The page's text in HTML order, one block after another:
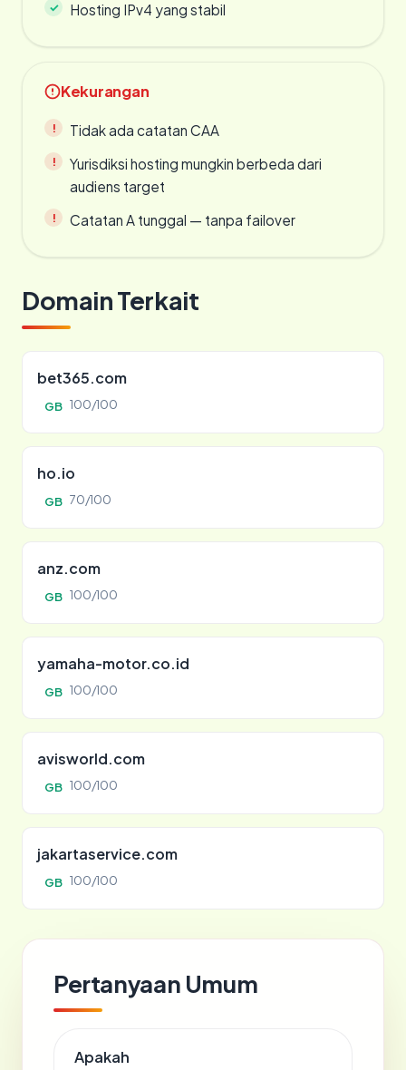
Hosting IPv4 yang stabil
Kekurangan
Tidak ada catatan CAA
Yurisdiksi hosting mungkin berbeda dari
audiens target
Catatan A tunggal — tanpa failover
Domain Terkait
bet365.com
GB 100/100
ho.io
GB 70/100
anz.com
GB 100/100
yamaha-motor.co.id
GB 100/100
avisworld.com
GB 100/100
jakartaservice.com
GB 100/100
Pertanyaan Umum
Apakah